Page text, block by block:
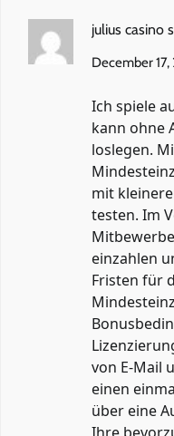
julius casino
December
Ich spiele
kann ohne
loslegen.
mit
testen. Im
einzahlen
Fristen für
von E-Mail
einen
über eine
Ihre